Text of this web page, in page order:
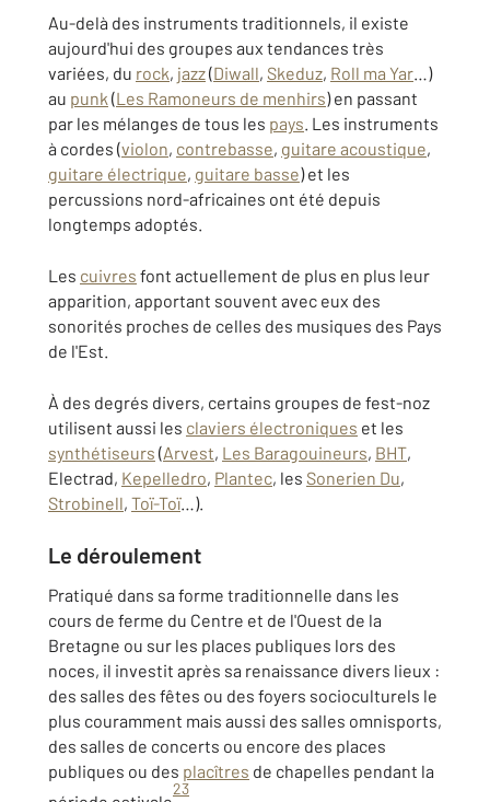
Au-delà des instruments traditionnels, il existe
aujourd'hui des groupes aux tendances très
variées, du rock, jazz(Diwall, Skeduz, Roll ma Yar…)
au punk (Les Ramoneurs de menhirs) en passant
par les mélanges de tous les pays. Les instruments
à cordes (violon, contrebasse, guitare acoustique,
guitare électrique, guitare basse) et les
percussions nord-africaines ont été depuis
longtemps adoptés.
Les cuivres font actuellement de plus en plus leur
apparition, apportant souvent avec eux des
sonorités proches de celles des musiques des Pays
de l'Est.
À des degrés divers, certains groupes de fest-noz
utilisent aussi les claviers électroniques et les
synthétiseurs (Arvest, Les Baragouineurs, BHT,
Electrad, Kepelledro, Plantec, les Sonerien Du,
Strobinell, Toï-Toï…).
Le déroulement
Pratiqué dans sa forme traditionnelle dans les
cours de ferme du Centre et de l'Ouest de la
Bretagne ou sur les places publiques lors des
noces, il investit après sa renaissance divers lieux :
des salles des fêtes ou des foyers socioculturels le
plus couramment mais aussi des salles omnisports,
des salles de concerts ou encore des places
publiques ou des placîtres de chapelles pendant la
23